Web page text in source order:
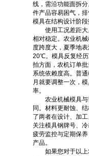
线，需沿功能面拆
件产品容易困气，
模具在结构设计阶段
使用工况差距大
相对稳定。农业机
度跨度大，夏季地
20℃。模具反复经
拍方面，农机订单
系统依赖度高。普
月就要调整一次，
率。
农业机械模具与
同。材料更耐蚀、
了两者在设计、加
关注模具钢牌号、
疲劳监控与定期保
产品。
如果您对于以上